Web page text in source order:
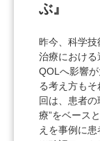
ぶ』
昨今、科学技
治療における
QOLへ影響
る考え方も
回は、患者
療”をベース
えを事例に患